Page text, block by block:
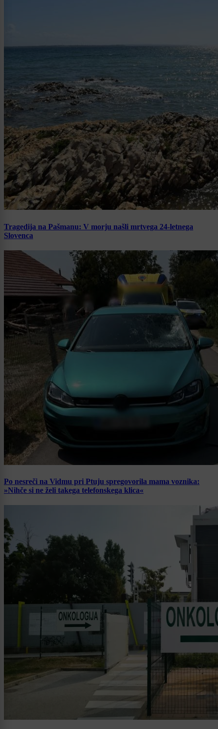
Tragedija na Pašmanu: V morju našli mrtvega 24-letnega
Slovenca
Po nesreči na Vidmu pri Ptuju spregovorila mama voznika:
»Nihče si ne želi takega telefonskega klica«